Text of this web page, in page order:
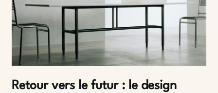
Retour vers le futur : le design